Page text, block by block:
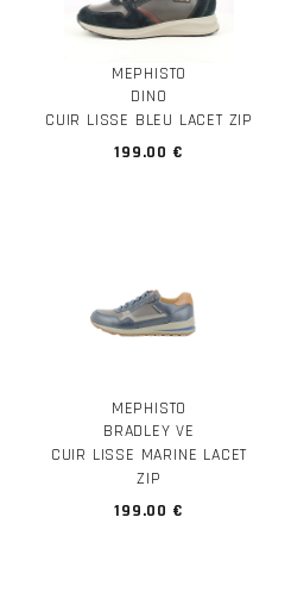
MEPHISTO
DINO
CUIR LISSE BLEU LACET ZIP
199.00 €
MEPHISTO
BRADLEY VE
CUIR LISSE MARINE LACET
ZIP
199.00 €